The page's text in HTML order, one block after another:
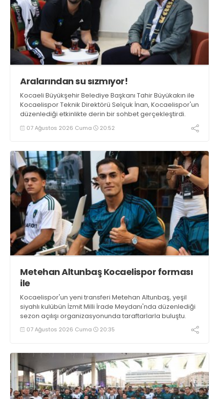
Aralarından su sızmıyor!
Kocaeli Büyükşehir Belediye Başkanı Tahir Büyükakın ile
Kocaelispor Teknik Direktörü Selçuk İnan, Kocaelispor'un
düzenlediği etkinlikte derin bir sohbet gerçekleştirdi.
07 Ağustos 2026 Cuma 20:52
Metehan Altunbaş Kocaelispor forması
ile
Kocaelispor'un yeni transferi Metehan Altunbaş, yeşil
siyahlı kulübün İzmit Milli İrade Meydanı'nda düzenlediği
sezon açılışı organizasyonunda taraftarlarla buluştu.
07 Ağustos 2026 Cuma 20:35